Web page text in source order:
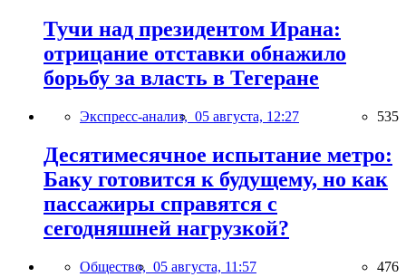
Тучи над президентом Ирана:
отрицание отставки обнажило
борьбу за власть в Тегеране
Экспресс-анализ, 05 августа, 12:27 535
Десятимесячное испытание метро:
Баку готовится к будущему, но как
пассажиры справятся с
сегодняшней нагрузкой?
Общество, 05 августа, 11:57 476